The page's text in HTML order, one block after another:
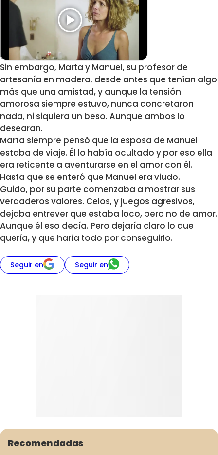
Sin embargo, Marta y Manuel, su profesor de
artesanía en madera, desde antes que tenían algo
más que una amistad, y aunque la tensión
amorosa siempre estuvo, nunca concretaron
nada, ni siquiera un beso. Aunque ambos lo
desearan.
Marta siempre pensó que la esposa de Manuel
estaba de viaje. Él lo había ocultado y por eso ella
era reticente a aventurarse en el amor con él.
Hasta que se enteró que Manuel era viudo.
Guido, por su parte comenzaba a mostrar sus
verdaderos valores. Celos, y juegos agresivos,
dejaba entrever que estaba loco, pero no de amor.
Aunque él eso decía. Pero dejaría claro lo que
quería, y que haría todo por conseguirlo.
Seguir en Seguir en
Recomendadas